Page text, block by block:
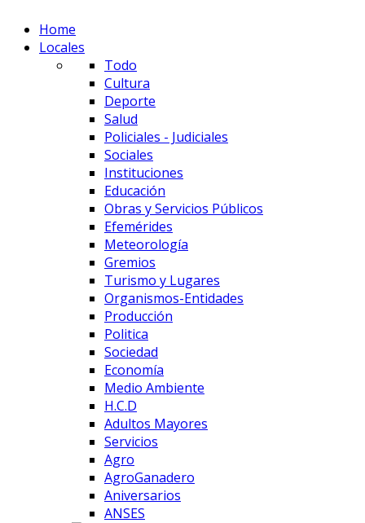
Home
Locales
Todo
Cultura
Deporte
Salud
Policiales - Judiciales
Sociales
Instituciones
Educación
Obras y Servicios Públicos
Efemérides
Meteorología
Gremios
Turismo y Lugares
Organismos-Entidades
Producción
Politica
Sociedad
Economía
Medio Ambiente
H.C.D
Adultos Mayores
Servicios
Agro
AgroGanadero
Aniversarios
ANSES